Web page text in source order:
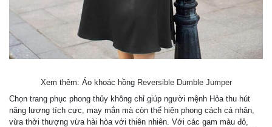
Xem thêm: Áo khoác hồng Reversible Dumble Jumper
Chọn trang phục phong thủy không chỉ giúp người mệnh Hỏa thu hút
năng lượng tích cực, may mắn mà còn thể hiện phong cách cá nhân,
vừa thời thượng vừa hài hòa với thiên nhiên. Với các gam màu đỏ,